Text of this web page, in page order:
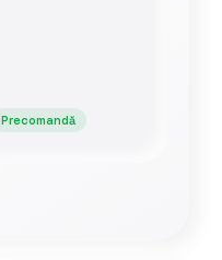
Precomandă